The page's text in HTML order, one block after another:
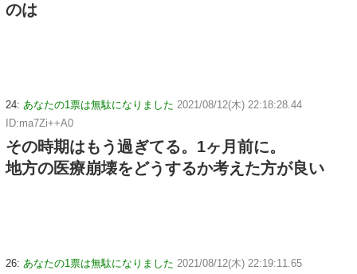
のは
24: あなたの1票は無駄になりました 2021/08/12(木) 22:18:28.44
ID:ma7Zi++A0
その時期はもう過ぎてる。1ヶ月前に。
地方の医療崩壊をどうするか考えた方が良い
26: あなたの1票は無駄になりました 2021/08/12(木) 22:19:11.65